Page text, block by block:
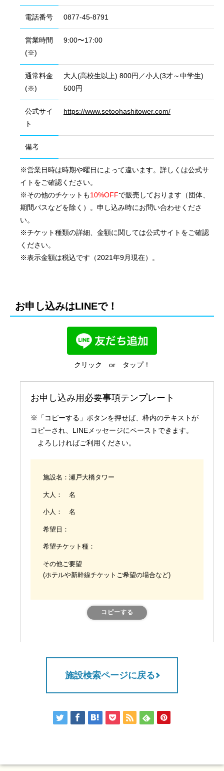
国際業務
電話番号 0877-45-8791
営業時間
(※)
9:00〜17:00
通常料金
(※)
大人(高校生以上) 800円／小人(3才～中学生)
500円
公式サイ
ト
https://www.setoohashitower.com/
備考
※営業日時は時期や曜日によって違います。詳しくは公式サ
イトをご確認ください。
※その他のチケットも10%OFFで販売しております（団体、
期間パスなどを除く）。申し込み時にお問い合わせくださ
い。
※チケット種類の詳細、金額に関しては公式サイトをご確認
ください。
※表示金額は税込です（2021年9月現在）。
お申し込みはLINEで！
クリック or タップ！
お申し込み用必要事項テンプレート
※「コピーする」ボタンを押せば、枠内のテキストが
コピーされ、LINEメッセージにペーストできます。
よろしければご利用ください。
施設名：瀬戸大橋タワー
大人： 名
小人： 名
希望日：
希望チケット種：
その他ご要望
(ホテルや新幹線チケットご希望の場合など)
コピーする
施設検索ページに戻る